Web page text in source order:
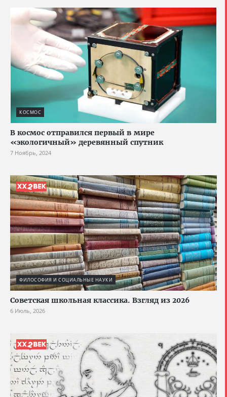
КОСМОС
В космос отправился первый в мире
«экологичный» деревянный спутник
7 Ноябрь, 2024
ФИЛОСОФИЯ И СОЦИАЛЬНЫЕ НАУКИ
Советская школьная классика. Взгляд из 2026
6 Июль, 2026